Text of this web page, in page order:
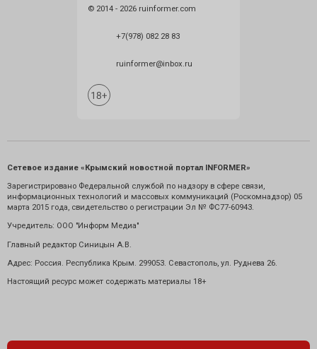
© 2014 - 2026 ruinformer.com
+7(978) 082 28 83
ruinformer@inbox.ru
Сетевое издание «Крымский новостной портал INFORMER»
Зарегистрировано Федеральной службой по надзору в сфере связи,
информационных технологий и массовых коммуникаций (Роскомнадзор) 05
марта 2015 года, свидетельство о регистрации Эл № ФС77-60943.
Учредитель: ООО "Информ Медиа"
Главный редактор Синицын А.В.
Адрес: Россия. Республика Крым. 299053. Севастополь, ул. Руднева 26.
Настоящий ресурс может содержать материалы 18+